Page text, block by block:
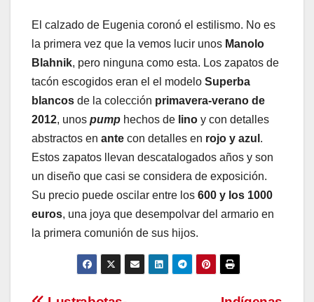
El calzado de Eugenia coronó el estilismo. No es
la primera vez que la vemos lucir unos Manolo
Blahnik, pero ninguna como esta. Los zapatos de
tacón escogidos eran el el modelo Superba
blancos de la colección primavera-verano de
2012, unos pump hechos de lino y con detalles
abstractos en ante con detalles en rojo y azul .
Estos zapatos llevan descatalogados años y son
un diseño que casi se considera de exposición.
Su precio puede oscilar entre los 600 y los 1000
euros, una joya que desempolvar del armario en
la primera comunión de sus hijos.